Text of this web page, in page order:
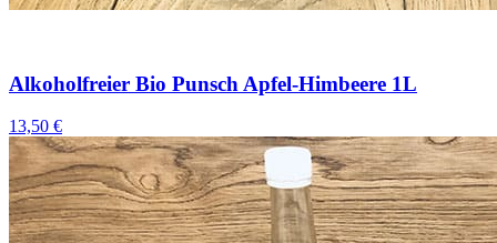
Alkoholfreier Bio Punsch Apfel-Himbeere 1L
13,50 €